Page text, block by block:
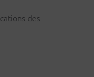
des